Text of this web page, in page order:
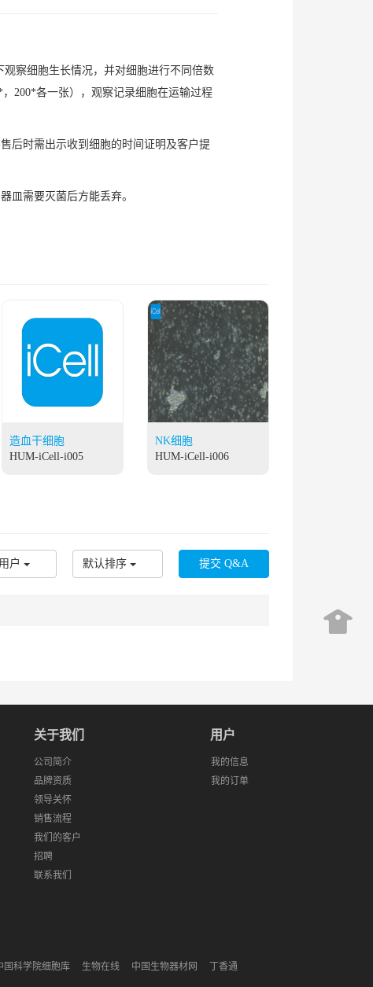
察细胞生长情况，并对细胞进行不同倍数
200*各一张），观察记录细胞在运输过程
后时需出示收到细胞的时间证明及客户提
皿需要灭菌后方能丢弃。
造血干细胞
HUM-iCell-i005
NK细胞
HUM-iCell-i006
户 默认排序
关于我们
公司简介
品牌资质
领导关怀
销售流程
我们的客户
招聘
联系我们
用户
我的信息
我的订单
国科学院细胞库 生物在线 中国生物器材网 丁香通